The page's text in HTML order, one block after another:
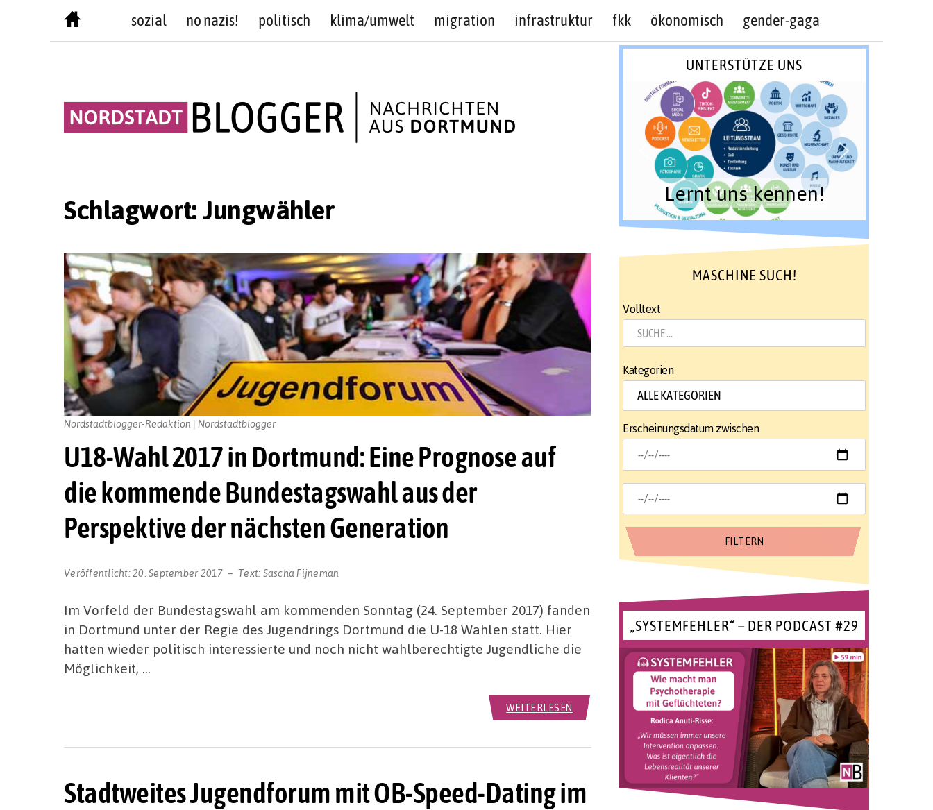
sozial no nazis! politisch klima/umwelt migration infrastruktur fkk ökonomisch gender-gaga
Schlagwort:Jungwähler
U18-Wahl 2017 in Dortmund: Eine Prognose auf
die kommende Bundestagswahl aus der
Perspektive der nächsten Generation
Veröffentlicht:20. September 2017 Text: Sascha Fijneman
Nordstadtblogger-Redaktion | Nordstadtblogger
Im Vorfeld der Bundestagswahl am kommenden Sonntag (24. September 2017) fanden
in Dortmund unter der Regie des Jugendrings Dortmund die U-18 Wahlen statt. Hier
hatten wieder politisch interessierte und noch nicht wahlberechtigte Jugendliche die
Möglichkeit, …
WEITERLESEN
Stadtweites Jugendforum mit OB-Speed-Dating im
UNTERSTÜTZE UNS
Lernt uns kennen!
MASCHINE SUCH!
Volltext
Kategorien
Erscheinungsdatum zwischen
„SYSTEMFEHLER“ – DER PODCAST #29